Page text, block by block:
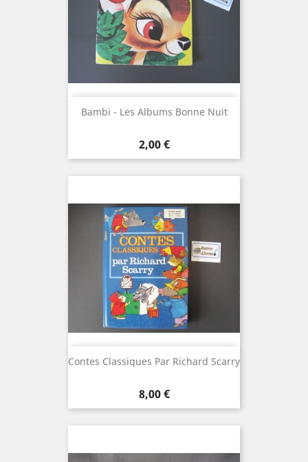
Bambi - Les Albums Bonne Nuit
Prix
2,00 €
Contes Classiques Par Richard Scarry
Prix
8,00 €